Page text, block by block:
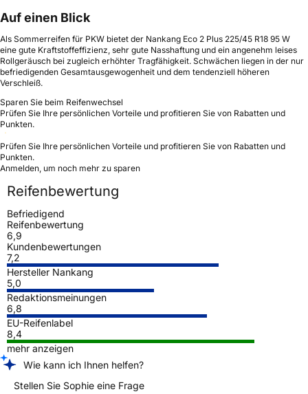
Auf einen Blick
Als Sommerreifen für PKW bietet der Nankang Eco 2 Plus 225/45 R18 95 W
eine gute Kraftstoffeffizienz, sehr gute Nasshaftung und ein angenehm leises
Rollgeräusch bei zugleich erhöhter Tragfähigkeit. Schwächen liegen in der nur
befriedigenden Gesamtausgewogenheit und dem tendenziell höheren
Verschleiß.
Sparen Sie beim Reifenwechsel
Prüfen Sie Ihre persönlichen Vorteile und profitieren Sie von Rabatten und
Punkten.
Prüfen Sie Ihre persönlichen Vorteile und profitieren Sie von Rabatten und
Punkten.
Anmelden, um noch mehr zu sparen
Reifenbewertung
Befriedigend
Reifenbewertung
6,9
Kundenbewertungen
7,2
Hersteller Nankang
5,0
Redaktionsmeinungen
6,8
EU-Reifenlabel
8,4
mehr anzeigen
Wie kann ich Ihnen helfen?
Stellen Sie Sophie eine Frage